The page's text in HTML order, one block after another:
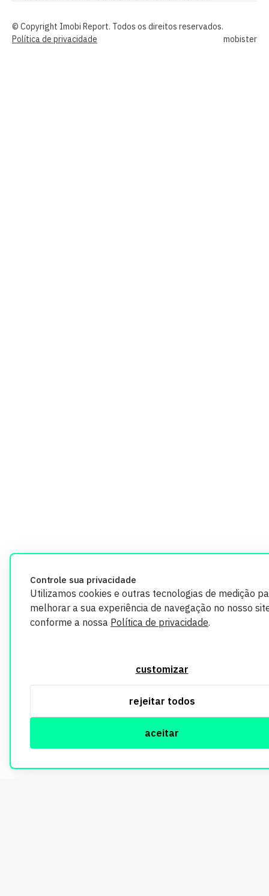
Controle sua privacidade
Utilizamos cookies e outras tecnologias de medição
melhorar a sua experiência de navegação no nosso
conforme a nossa Política de privacidade.
customizar
rejeitar todos
aceitar
© Copyright Imobi Report. Todos os direitos reservados.
Política de privacidade
mobister